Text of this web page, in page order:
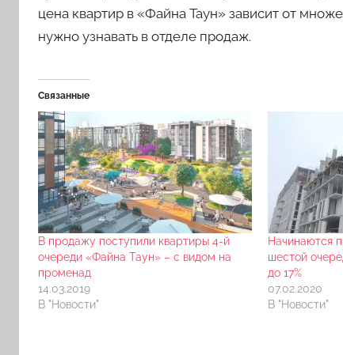
цена квартир в «Файна Таун» зависит от
нужно узнавать в отделе продаж.
Связанные
В продажу поступили квартиры 4-й
очереди «Файна Таун» – с видом на
променад
14.03.2019
В "Новости"
Начинаются
шестой
до 17%
07.02.2020
В "Новости"